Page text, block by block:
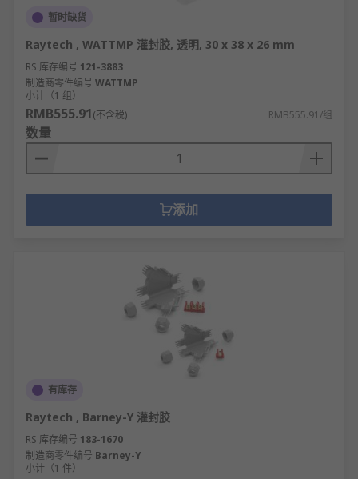
暂时缺货
Raytech , WATTMP 灌封胶, 透明, 30 x 38 x 26 mm
RS 库存编号 121-3883
制造商零件编号 WATTMP
小计（1 组）
RMB555.91(不含税) RMB555.91/组
数量
添加
有库存
Raytech , Barney-Y 灌封胶
RS 库存编号 183-1670
制造商零件编号 Barney-Y
小计（1 件）